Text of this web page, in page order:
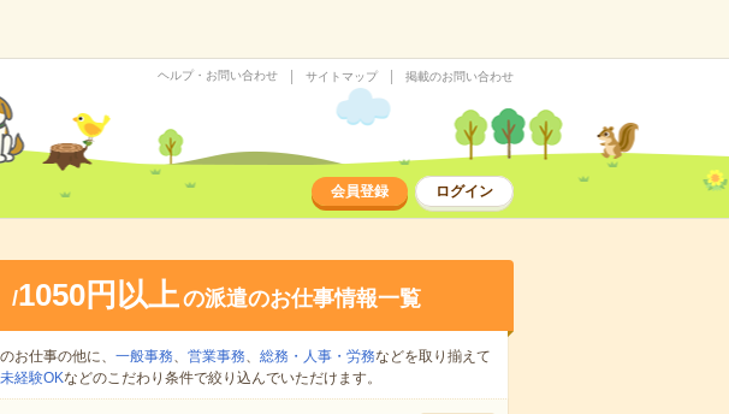
ヘルプ・お問い合わせ サイトマップ 掲載のお問い合わせ
会員登録 ログイン
/1050円以上の派遣のお仕事情報一覧
お仕事の他に、 一般事務、 営業事務、 総務・人事・労務などを取り揃えて
経験OKなどのこだわり条件で絞り込んでいただけます。